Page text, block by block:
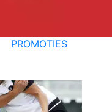
PROMOTIES